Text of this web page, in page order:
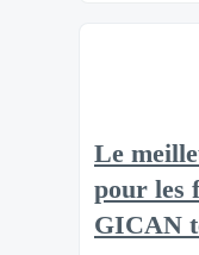
Le
pour les
GICAN